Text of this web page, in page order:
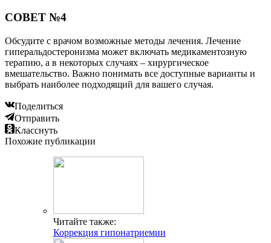
СОВЕТ №4
Обсудите с врачом возможные методы лечения. Лечение
гиперальдостеронизма может включать медикаментозную
терапию, а в некоторых случаях – хирургическое
вмешательство. Важно понимать все доступные варианты и
выбрать наиболее подходящий для вашего случая.
Поделиться
Отправить
Класснуть
Похожие публикации
Читайте также:
Коррекция гипонатриемии